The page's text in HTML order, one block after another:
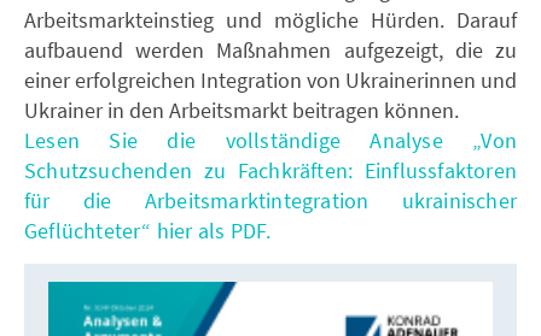
Arbeitsmarkteinstieg und mögliche Hürden. Darauf
aufbauend werden Maßnahmen aufgezeigt, die zu
einer erfolgreichen Integration von Ukrainerinnen und
Ukrainer in den Arbeitsmarkt beitragen können.
Lesen Sie die vollständige Analyse „Von
Schutzsuchenden zu Fachkräften: Einflussfaktoren
für die Arbeitsmarktintegration ukrainischer
Geflüchteter“ hier als PDF.